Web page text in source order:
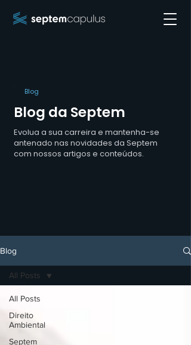
Blog
Blog da Septem
Evolua a sua carreira e mantenha-se
antenado nas novidades da Septem
com nossos artigos e conteúdos.
Blog
All Posts
Direito
Ambiental
Septem
All Posts